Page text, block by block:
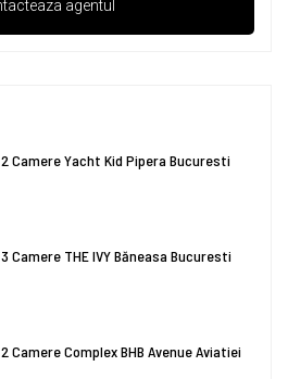
Camere Yacht Kid Pipera Bucuresti
Camere THE IVY Băneasa Bucuresti
Camere Complex BHB Avenue Aviatiei